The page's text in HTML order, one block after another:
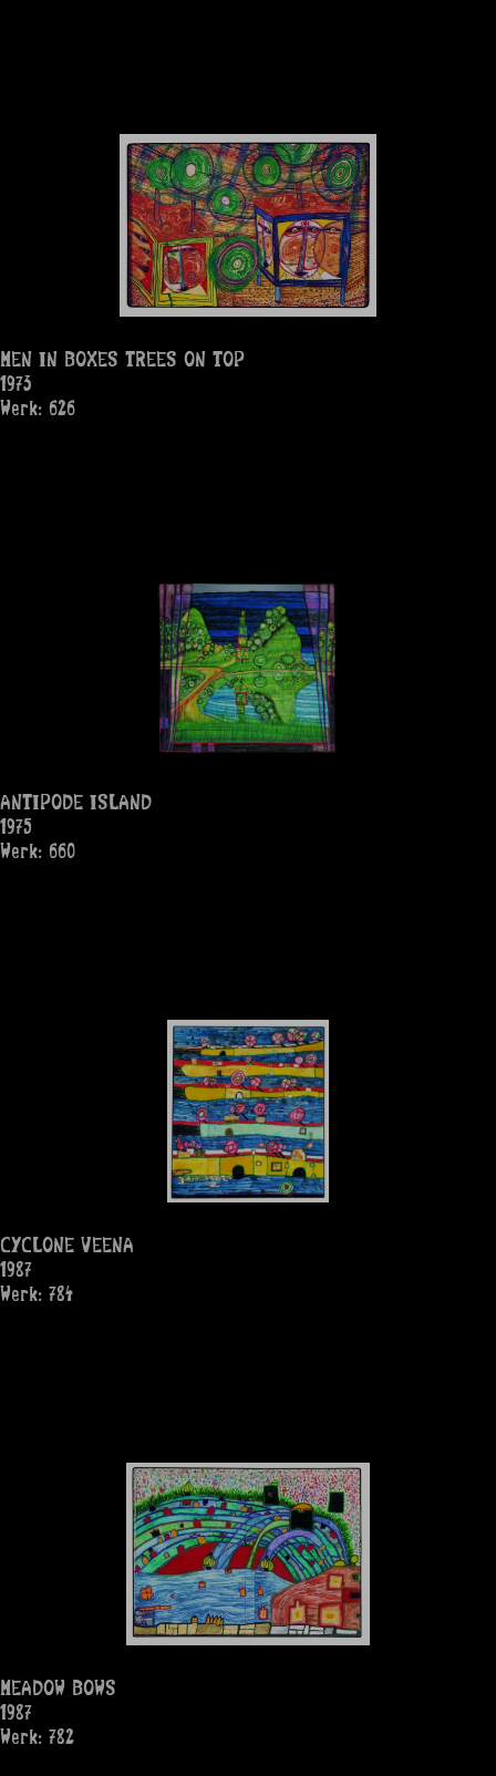
MEN IN BOXES TREES ON TOP
1973
Werk: 626
ANTIPODE ISLAND
1975
Werk: 660
CYCLONE VEENA
1987
Werk: 784
MEADOW BOWS
1987
Werk: 782